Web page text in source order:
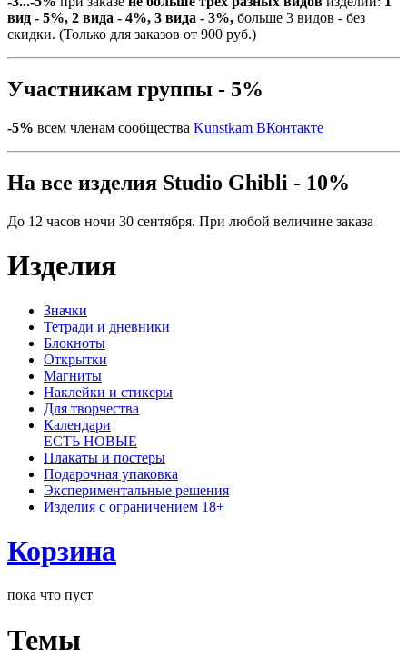
вид - 5%, 2 вида - 4%, 3 вида - 3%, больше 3 видов - без
скидки. (Только для заказов от 900 руб.)
Участникам группы - 5%
-5% всем членам сообщества Kunstkam ВКонтакте
На все изделия Studio Ghibli - 10%
До 12 часов ночи 30 сентября. При любой величине заказа
Изделия
Значки
Тетради и дневники
Блокноты
Открытки
Магниты
Наклейки и стикеры
Для творчества
Календари
ЕСТЬ НОВЫЕ
Плакаты и постеры
Подарочная упаковка
Экспериментальные решения
Изделия с ограничением 18+
Корзина
пока что пуст
Темы